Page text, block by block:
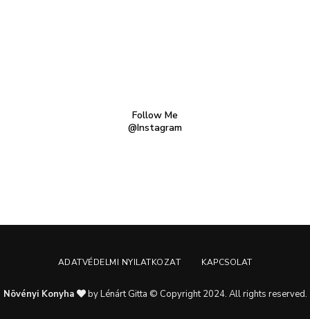
Follow Me
@Instagram
ADATVÉDELMI NYILATKOZAT KAPCSOLAT
Növényi Konyha by Lénárt Gitta © Copyright 2024. All rights reserved.